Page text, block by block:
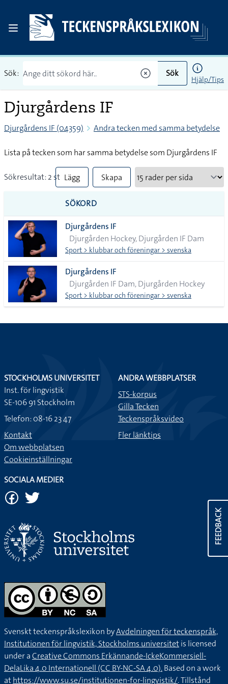
Sök: Sök
Hjälp/Tips
Djurgårdens IF
Djurgårdens IF (04359) Andra tecken med samma betydelse
Lista på tecken som har samma betydelse som Djurgårdens IF
Sökresultat: 2 st Lägg
till
alla i
lista
Skapa
SÖKORD
Djurgårdens IF
Djurgården Hockey, Djurgården IF Dam
Sport > klubbar och föreningar > svenska
Djurgårdens IF
Djurgården IF Dam, Djurgården Hockey
Sport > klubbar och föreningar > svenska
FEEDBACK
STOCKHOLMS UNIVERSITET
Inst. för lingvistik
SE-106 91 Stockholm
Telefon: 08-16 23 47
Kontakt
Om webbplatsen
Cookieinställningar
ANDRA WEBBPLATSER
STS-korpus
Gilla Tecken
Teckenspråksvideo
Fler länktips
SOCIALA MEDIER
Svenskt teckenspråkslexikon byAvdelningen för teckenspråk,
Institutionen för lingvistik, Stockholms universitetis licensed
under aCreative Commons Erkännande-IckeKommersiell-
DelaLika 4.0 Internationell (CC BY-NC-SA 4.0).Based on a work
athttps://www.su.se/institutionen-for-lingvistik/. Tillstånd